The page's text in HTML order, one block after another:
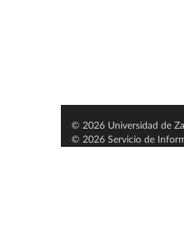
© 2026 Universidad de
© 2026 Servicio de